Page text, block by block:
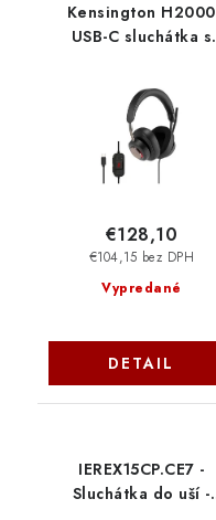
Kensington H2000
USB-C sluchátka s
ovládáním hlasitosti
K83451WW
Vypredané
€104,15 bez DPH
€128,10
DETAIL
IEREX15CP.CE7 -
Sluchátka do uší -